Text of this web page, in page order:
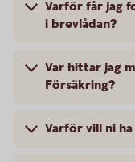
Varför får jag
i brevlådan?
Var hittar jag
Försäkring?
Varför vill ni